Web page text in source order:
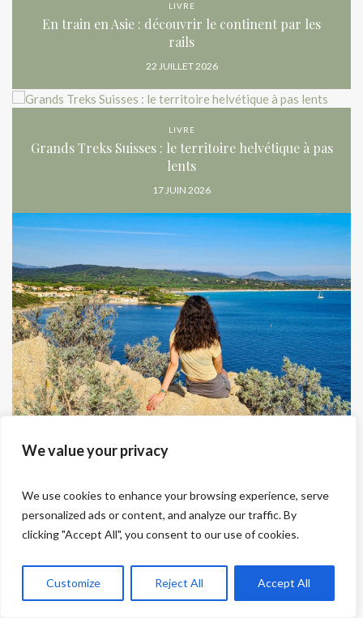
We value your privacy
We use cookies to enhance your browsing experience, serve
personalized ads or content, and analyze our traffic. By
clicking "Accept All", you consent to our use of cookies.
Customize Reject All Accept All
LIVRE
En train en Asie : découvrir le continent par les
rails
22 JUILLET 2026
LIVRE
Grands Treks Suisses : le territoire helvétique à pas
lents
17 JUIN 2026
Golfe de Saint-Tropez